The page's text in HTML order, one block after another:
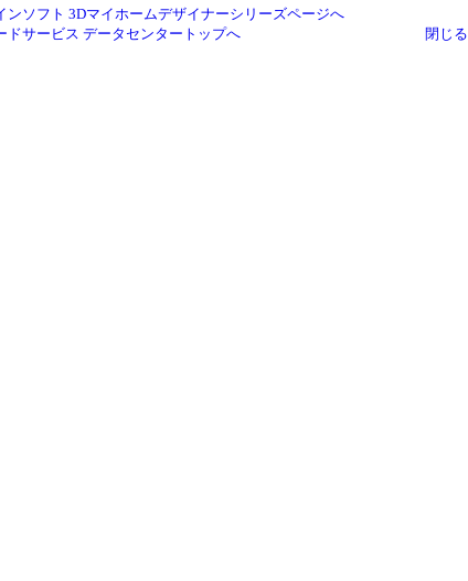
ンソフト 3Dマイホームデザイナーシリーズページへ
ドサービス データセンタートップへ
閉じる